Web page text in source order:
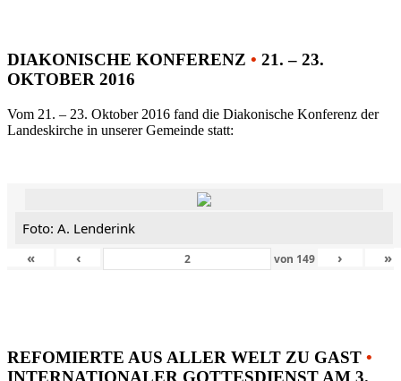
DIAKONISCHE KONFERENZ • 21. – 23.
OKTOBER 2016
Vom 21. – 23. Oktober 2016 fand die Diakonische Konferenz der
Landeskirche in unserer Gemeinde statt:
Foto: A. Lenderink
«
‹ von 149 › »
REFOMIERTE AUS ALLER WELT ZU GAST •
INTERNATIONALER GOTTESDIENST AM 3.